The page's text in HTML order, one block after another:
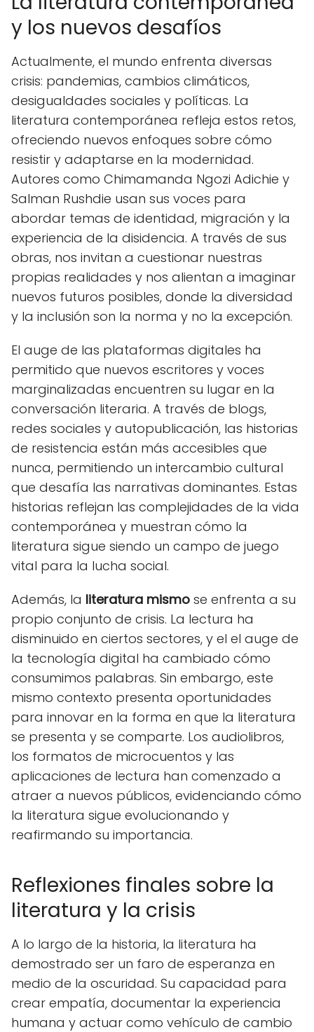
y los nuevos desafíos
Actualmente, el mundo enfrenta diversas
crisis: pandemias, cambios climáticos,
desigualdades sociales y políticas. La
literatura contemporánea refleja estos retos,
ofreciendo nuevos enfoques sobre cómo
resistir y adaptarse en la modernidad.
Autores como Chimamanda Ngozi Adichie y
Salman Rushdie usan sus voces para
abordar temas de identidad, migración y la
experiencia de la disidencia. A través de sus
obras, nos invitan a cuestionar nuestras
propias realidades y nos alientan a imaginar
nuevos futuros posibles, donde la diversidad
y la inclusión son la norma y no la excepción.
El auge de las plataformas digitales ha
permitido que nuevos escritores y voces
marginalizadas encuentren su lugar en la
conversación literaria. A través de blogs,
redes sociales y autopublicación, las historias
de resistencia están más accesibles que
nunca, permitiendo un intercambio cultural
que desafía las narrativas dominantes. Estas
historias reflejan las complejidades de la vida
contemporánea y muestran cómo la
literatura sigue siendo un campo de juego
vital para la lucha social.
Además, la literatura mismo se enfrenta a su
propio conjunto de crisis. La lectura ha
disminuido en ciertos sectores, y el el auge de
la tecnología digital ha cambiado cómo
consumimos palabras. Sin embargo, este
mismo contexto presenta oportunidades
para innovar en la forma en que la literatura
se presenta y se comparte. Los audiolibros,
los formatos de microcuentos y las
aplicaciones de lectura han comenzado a
atraer a nuevos públicos, evidenciando cómo
la literatura sigue evolucionando y
reafirmando su importancia.
Reflexiones finales sobre la
literatura y la crisis
A lo largo de la historia, la literatura ha
demostrado ser un faro de esperanza en
medio de la oscuridad. Su capacidad para
crear empatía, documentar la experiencia
humana y actuar como vehículo de cambio